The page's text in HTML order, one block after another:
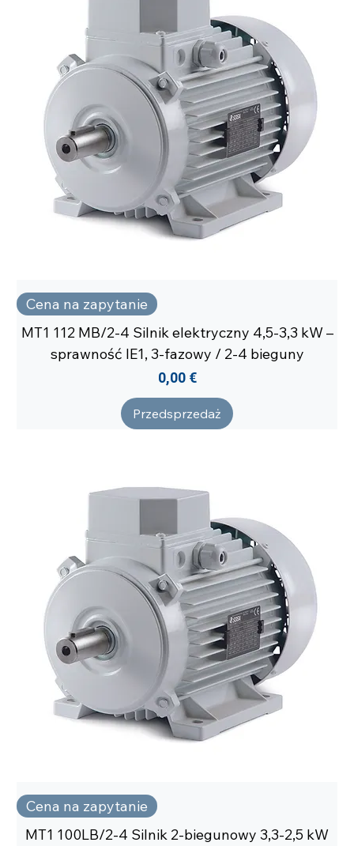
Cena na zapytanie
MT1 112 MB/2-4 Silnik elektryczny 4,5-3,3 kW –
sprawność IE1, 3-fazowy / 2-4 bieguny
Cena
0,00 €
Przedsprzedaż
Cena na zapytanie
MT1 100LB/2-4 Silnik 2-biegunowy 3,3-2,5 kW